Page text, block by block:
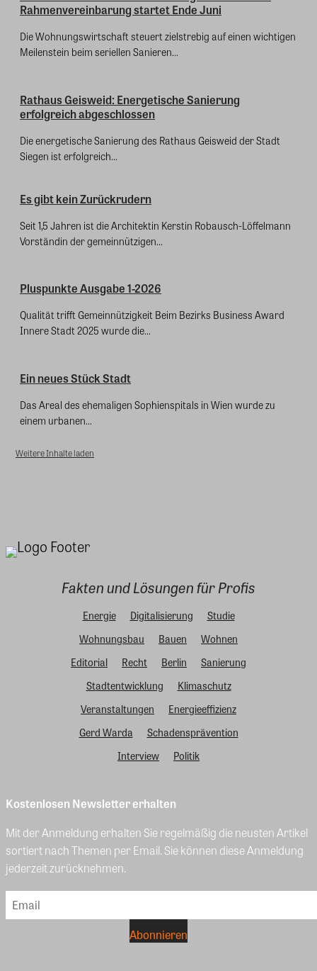
Rahmenvereinbarung startet Ende Juni
Die Wohnungswirtschaft steuert zielstrebig auf einen wichtigen
Meilenstein beim seriellen Sanieren...
Rathaus Geisweid: Energetische Sanierung
erfolgreich abgeschlossen
Die energetische Sanierung des Rathaus Geisweid der Stadt
Siegen ist erfolgreich...
Es gibt kein Zurückrudern
Seit 1,5 Jahren ist die Architektin Kerstin Robausch-Löffelmann
Vorständin der gemeinnützigen...
Pluspunkte Ausgabe 1-2026
Qualität trifft Gemeinnützigkeit Beim Bezirks Business Award
Innere Stadt 2025 wurde die...
Ein neues Stück Stadt
Das Areal des ehemaligen Sophienspitals in Wien wurde zu
einem urbanen...
Weitere Inhalte laden
Fakten und Lösungen für Profis
Energie Digitalisierung
Studie
Wohnungsbau
Bauen
Wohnen
Editorial
Recht Berlin
Sanierung
Stadtentwicklung
Klimaschutz
Veranstaltungen
Energieeffizienz
Gerd Warda
Schadensprävention
Interview
Politik
Kostenlosen Newsletter erhalten
Mit der Anmeldung erhalten Sie regelmäßig die neusten Artikel
sortiert nach Themen per Email. Sie können diese Anmeldung
jederzeit zurücknehmen.